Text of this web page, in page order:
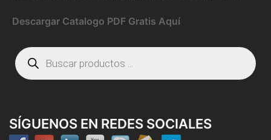
Descargar Catalogo PDF Gratis Aquí
Búsqueda
de
productos
SÍGUENOS EN REDES SOCIALES